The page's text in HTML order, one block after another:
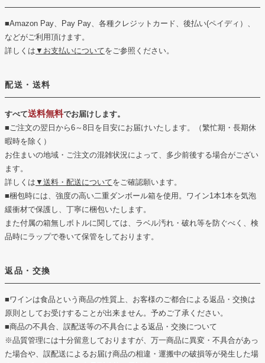
■Amazon Pay、Pay Pay、各種クレジットカード、後払い(ペイディ）、
などがご利用頂けます。
詳しくは ▼お支払いについてをご参照ください。
配送・送料
すべて送料無料でお届けします。
■ご注文の翌日から6～8日を目安にお届けいたします。（繁忙期・長期休
暇時を除く）
お住まいの地域・ご注文の混雑状況によって、多少前後する場合がござい
ます。
詳しくは ▼送料・配送についてをご確認願います。
■梱包時には、強度の高い二重ダンボール箱を使用。ワイン1本1本を気泡
緩衝材で保護し、丁寧に梱包いたします。
また付属の箱無しボトルに関しては、ラベル汚れ・破れ等を防ぐべく、検
品時にラップで巻いて保管をしております。
返品・交換
■ワインは食品という商品の性質上、お客様のご都合による返品・交換は
原則としてお受けすることが出来ません。予めご了承ください。
■商品の不具合、誤配送等の不具合による返品・交換について
※品質管理には十分留意しておりますが、万一商品に異変・不具合があっ
た場合や、誤配送によるお届け商品の相違・運搬中の破損等が発生した場